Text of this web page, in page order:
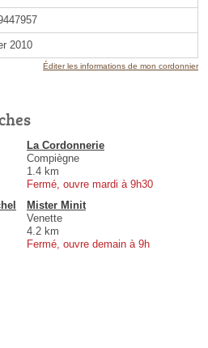
2010
Éditer les informations de mon cordonnier
La Cordonnerie
Compiègne
1.4 km
Fermé, ouvre mardi à 9h30
Mister Minit
Venette
4.2 km
Fermé, ouvre demain à 9h